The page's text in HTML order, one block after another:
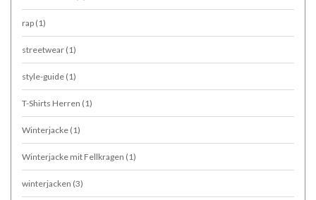
rap (1)
streetwear (1)
style-guide (1)
T-Shirts Herren (1)
Winterjacke (1)
Winterjacke mit Fellkragen (1)
winterjacken (3)